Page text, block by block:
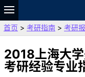
题库
故事 专
VIP
资料
首页 > 考研指南 > 考研
2018上海大
考研经验专业